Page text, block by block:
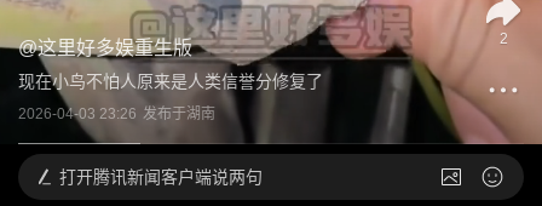
@这里好多娱重生版
现在小鸟不怕人原来是人类信誉分修复了
2026-04-03 23:26 发布于湖南
2
打开腾讯新闻客户端说两句